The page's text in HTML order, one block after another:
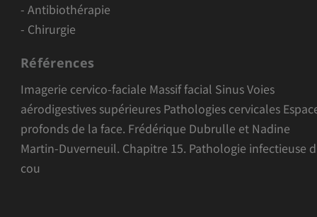
- Antibiothérapie
- Chirurgie
Références
Imagerie cervico-faciale Massif facial Sinus Voies
aérodigestives supérieures Pathologies cervicales
profonds de la face. Frédérique Dubrulle et Nadine
Martin-Duverneuil. Chapitre 15. Pathologie infectieuse
cou